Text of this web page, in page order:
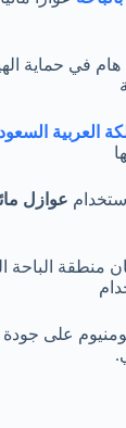
في حماية
العربية
عوازل
الباحة
على جودة